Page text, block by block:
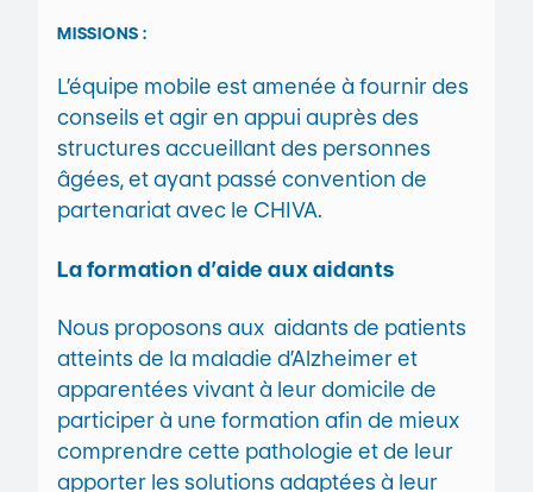
MISSIONS :
L’équipe mobile est amenée à fournir des
conseils et agir en appui auprès des
structures accueillant des personnes
âgées, et ayant passé convention de
partenariat avec le CHIVA.
La formation d’aide aux aidants
Nous proposons aux aidants de patients
atteints de la maladie d’Alzheimer et
apparentées vivant à leur domicile de
participer à une formation afin de mieux
comprendre cette pathologie et de leur
apporter les solutions adaptées à leur